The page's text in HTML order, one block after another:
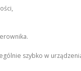
szybko w